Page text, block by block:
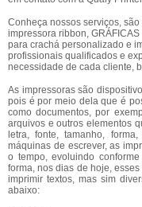
Conheça nossos serviços,
impressora ribbon,
para crachá personalizado e
profissionais qualificados e
necessidade de cada cliente,
As impressoras são
pois é por meio dela que é
como documentos, por
arquivos e outros elementos
letra, fonte, tamanho,
máquinas de escrever, as
o tempo, evoluindo
forma, nos dias de hoje,
imprimir textos, mas sim
abaixo: